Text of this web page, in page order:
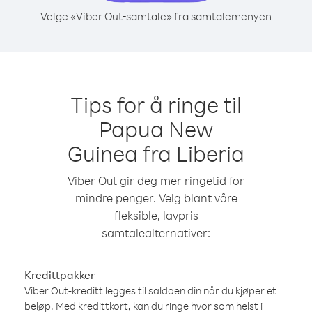
Velge «Viber Out-samtale» fra samtalemenyen
Tips for å ringe til
Papua New
Guinea fra Liberia
Viber Out gir deg mer ringetid for
mindre penger. Velg blant våre
fleksible, lavpris
samtalealternativer:
Kredittpakker
Viber Out-kreditt legges til saldoen din når du kjøper et
beløp. Med kredittkort, kan du ringe hvor som helst i